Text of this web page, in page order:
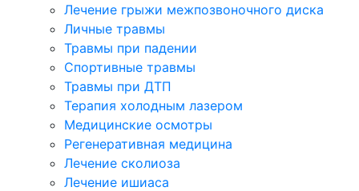
Лечение грыжи межпозвоночного диска
Личные травмы
Травмы при падении
Спортивные травмы
Травмы при ДТП
Терапия холодным лазером
Медицинские осмотры
Регенеративная медицина
Лечение сколиоза
Лечение ишиаса